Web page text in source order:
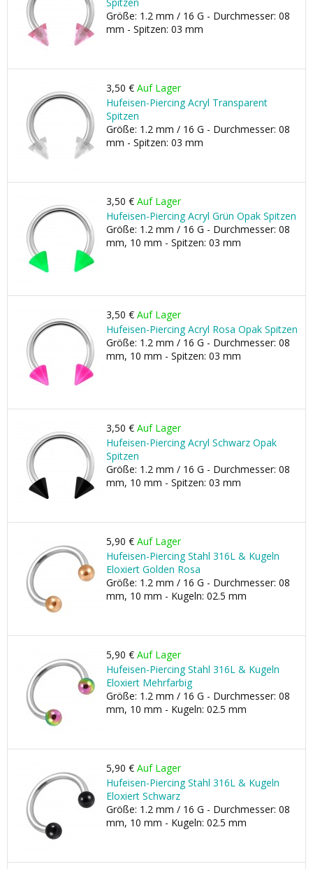
Größe: 1.2 mm / 16 G - Durchmesser: 08
mm - Spitzen: 03 mm
3,50 € Auf Lager
Hufeisen-Piercing Acryl Transparent
Spitzen
Größe: 1.2 mm / 16 G - Durchmesser: 08
mm - Spitzen: 03 mm
3,50 € Auf Lager
Hufeisen-Piercing Acryl Grün Opak Spitzen
Größe: 1.2 mm / 16 G - Durchmesser: 08
mm, 10 mm - Spitzen: 03 mm
3,50 € Auf Lager
Hufeisen-Piercing Acryl Rosa Opak Spitzen
Größe: 1.2 mm / 16 G - Durchmesser: 08
mm, 10 mm - Spitzen: 03 mm
3,50 € Auf Lager
Hufeisen-Piercing Acryl Schwarz Opak
Spitzen
Größe: 1.2 mm / 16 G - Durchmesser: 08
mm, 10 mm - Spitzen: 03 mm
5,90 € Auf Lager
Hufeisen-Piercing Stahl 316L & Kugeln
Eloxiert Golden Rosa
Größe: 1.2 mm / 16 G - Durchmesser: 08
mm, 10 mm - Kugeln: 02.5 mm
5,90 € Auf Lager
Hufeisen-Piercing Stahl 316L & Kugeln
Eloxiert Mehrfarbig
Größe: 1.2 mm / 16 G - Durchmesser: 08
mm, 10 mm - Kugeln: 02.5 mm
5,90 € Auf Lager
Hufeisen-Piercing Stahl 316L & Kugeln
Eloxiert Schwarz
Größe: 1.2 mm / 16 G - Durchmesser: 08
mm, 10 mm - Kugeln: 02.5 mm